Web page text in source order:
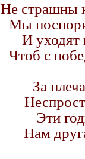
Не страшны
Мы
И уходят
Чтоб с
За
Эти
Нам